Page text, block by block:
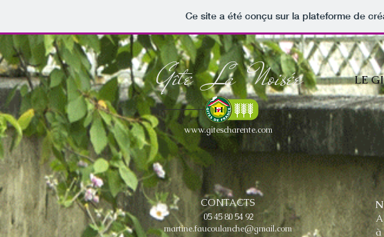
Ce site a été conçu sur la plateforme de
Gîte La Noisée
www.gitescharente.com
LE
CONTACTS
05 45 80 54 92
martine.faucoulanche@gmail.com
à